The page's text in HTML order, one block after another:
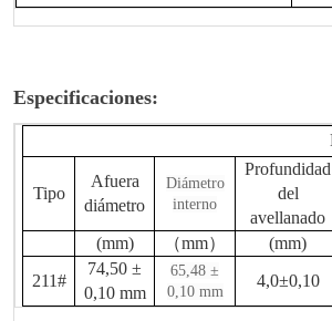
Especificaciones:
Tipo
Afuera
diámetro
Diámetro
interno
Profundidad
del
avellanado
(mm)
（mm） (mm)
211#
74,50 ±
0,10 mm
65,48 ±
0,10 mm
4,0±0,10